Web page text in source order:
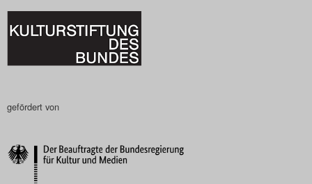
2025
Das Theatertreffen-Blog
Nutzungsbedingungen
gefördert von